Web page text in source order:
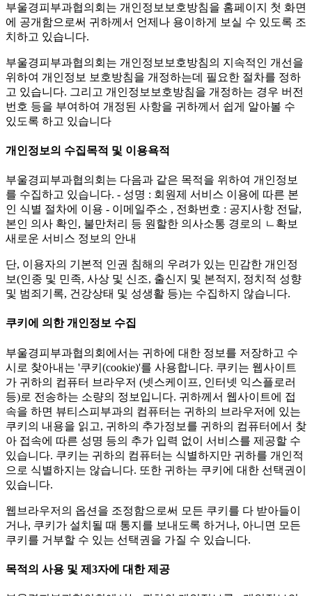
부울경피부과협의회는 개인정보보호방침을 홈페이지 첫 화면
에 공개함으로써 귀하께서 언제나 용이하게 보실 수 있도록 조
치하고 있습니다.
부울경피부과협의회는 개인정보보호방침의 지속적인 개선을
위하여 개인정보 보호방침을 개정하는데 필요한 절차를 정하
고 있습니다. 그리고 개인정보보호방침을 개정하는 경우 버전
번호 등을 부여하여 개정된 사항을 귀하께서 쉽게 알아볼 수
있도록 하고 있습니다
개인정보의 수집목적 및 이용욕적
부울경피부과협의회는 다음과 같은 목적을 위하여 개인정보
를 수집하고 있습니다. - 성명 : 회원제 서비스 이용에 따른 본
인 식별 절차에 이용 - 이메일주소 , 전화번호 : 공지사항 전달,
본인 의사 확인, 불만처리 등 원할한 의사소통 경로의 ㄴ확보
새로운 서비스 정보의 안내
단, 이용자의 기본적 인권 침해의 우려가 있는 민감한 개인정
보(인종 및 민족, 사상 및 신조, 출신지 및 본적지, 정치적 성향
및 범죄기록, 건강상태 및 성생활 등)는 수집하지 않습니다.
쿠키에 의한 개인정보 수집
부울경피부과협의회에서는 귀하에 대한 정보를 저장하고 수
시로 찾아내는 '쿠키(cookie)'를 사용합니다. 쿠키는 웹사이트
가 귀하의 컴퓨터 브라우저 (넷스케이프, 인터넷 익스플로러
등)로 전송하는 소량의 정보입니다. 귀하께서 웹사이트에 접
속을 하면 뷰티스피부과의 컴퓨터는 귀하의 브라우저에 있는
쿠키의 내용을 읽고, 귀하의 추가정보를 귀하의 컴퓨터에서 찾
아 접속에 따른 성명 등의 추가 입력 없이 서비스를 제공할 수
있습니다. 쿠키는 귀하의 컴퓨터는 식별하지만 귀하를 개인적
으로 식별하지는 않습니다. 또한 귀하는 쿠키에 대한 선택권이
있습니다.
웹브라우저의 옵션을 조정함으로써 모든 쿠키를 다 받아들이
거나, 쿠키가 설치될 때 통지를 보내도록 하거나, 아니면 모든
쿠키를 거부할 수 있는 선택권을 가질 수 있습니다.
목적의 사용 및 제3자에 대한 제공